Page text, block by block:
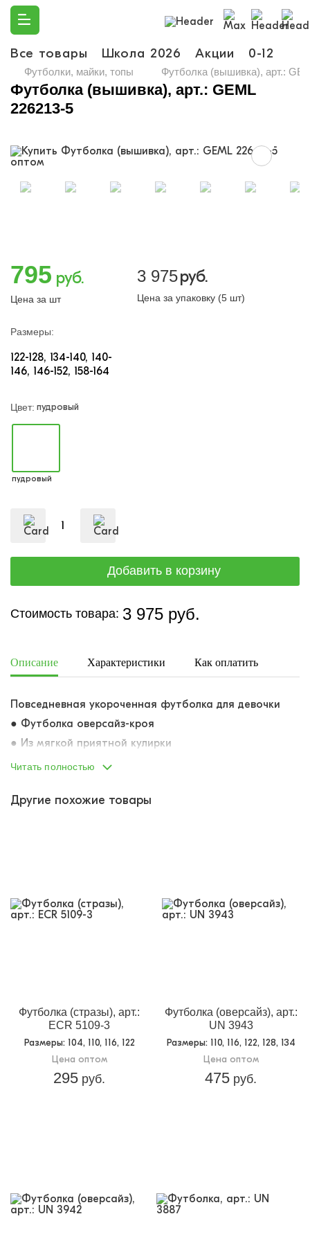
Все товары Школа 2026 Акции 0-12
Футболки, майки, топы Футболка (вышивка), арт.:
Футболка (вышивка), арт.: GEML
226213-5
795 руб.
Цена за шт
3 975руб.
Цена за упаковку (5 шт)
Размеры:
122-128 134-140 140-
146 146-152 158-164
Цвет: пудровый
пудровый
Стоимость товара: 3 975 руб.
Описание Характеристики Как оплатить
Повседневная укороченная футболка для девочки
● Футболка оверсайз-кроя
● Из мягкой приятной кулирки
●
Опущенная линия плеча
●Горловина из резинки-кашкорсе
Читать полностью
Другие похожие товары
Футболка (стразы), арт.:
ECR 5109-3
Размеры: 104, 110, 116, 122
Цена оптом
295 руб.
Футболка (оверсайз), арт.:
UN 3943
Размеры: 110, 116, 122, 128, 134
Цена оптом
475 руб.